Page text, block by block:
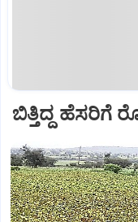
ಬಿತ್ತಿದ್ದ ಹೆಸರಿಗೆ